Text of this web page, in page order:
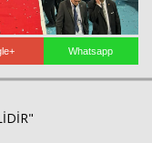
Whatsapp